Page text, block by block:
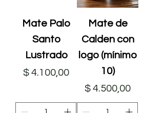
Mate Palo
Santo
Lustrado
Precio
$ 4.100,00
Mate de
Calden con
logo (mínimo
10)
Precio
$ 4.500,00